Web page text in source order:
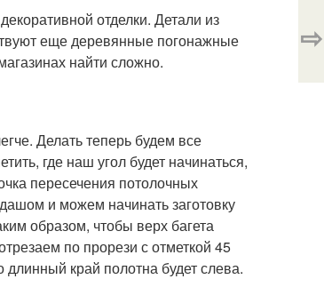
отделки. Детали из
еще деревянные погонажные
найти сложно.
Делать теперь будем все
где наш угол будет начинаться,
пересечения потолочных
и можем начинать заготовку
образом, чтобы верх багета
по прорези с отметкой 45
длинный край полотна будет слева.
⇨